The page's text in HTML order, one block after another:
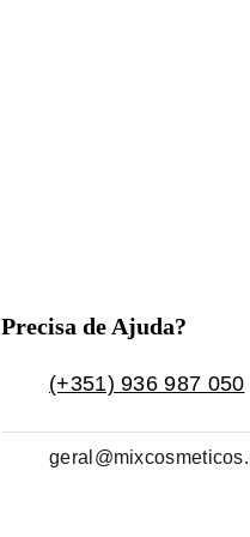
Precisa de Ajuda?
(+351) 936 987 050